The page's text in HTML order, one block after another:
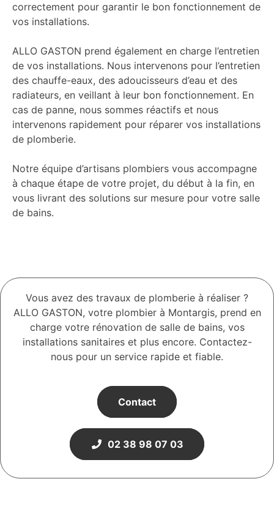
correctement pour garantir le bon fonctionnement de
vos installations.
ALLO GASTON prend également en charge l’entretien
de vos installations. Nous intervenons pour l’entretien
des chauffe-eaux, des adoucisseurs d’eau et des
radiateurs, en veillant à leur bon fonctionnement. En
cas de panne, nous sommes réactifs et nous
intervenons rapidement pour réparer vos installations
de plomberie.
Notre équipe d’artisans plombiers vous accompagne
à chaque étape de votre projet, du début à la fin, en
vous livrant des solutions sur mesure pour votre salle
de bains.
Vous avez des travaux de plomberie à réaliser ?
ALLO GASTON, votre plombier à Montargis, prend en
charge votre rénovation de salle de bains, vos
installations sanitaires et plus encore. Contactez-
nous pour un service rapide et fiable.
Contact
02 38 98 07 03